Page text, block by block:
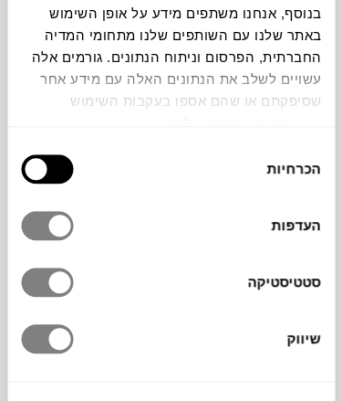
בנוסף, אנחנו משתפים מידע על אופן השימוש
באתר שלנו עם השותפים שלנו מתחומי המדיה
החברתית, הפרסום וניתוח הנתונים. גורמים אלה
עשויים לשלב את הנתונים האלה עם מידע אחר
שסיפקתם או שהם אספו בעקבות השימוש
הסכמה
הכרחיות
העדפות
סטטיסטיקה
שיווק
נר ריחני LE BOIS של מותג הלייף סטייל
סויה ושעוות קוקוס עם פתיל כותנה.
מותג
מידות